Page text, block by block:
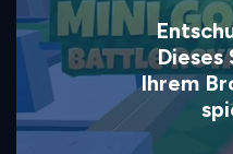
Dieses
Ihrem